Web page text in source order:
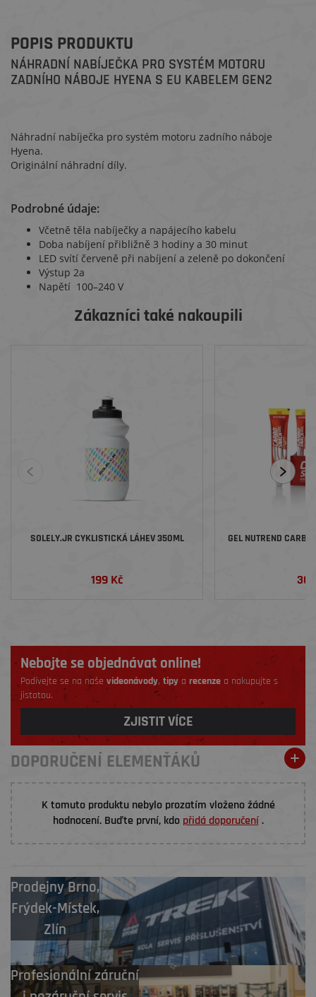
POPIS PRODUKTU
NÁHRADNÍ NABÍJEČKA PRO SYSTÉM MOTORU
ZADNÍHO NÁBOJE HYENA S EU KABELEM GEN2
Náhradní nabíječka pro systém motoru zadního náboje
Hyena.
Originální náhradní díly.
Podrobné údaje:
Včetně těla nabíječky a napájecího kabelu
Doba nabíjení přibližně 3 hodiny a 30 minut
LED svítí červeně při nabíjení a zeleně po dokončení
Výstup 2a
Napětí 100–240 V
Zákazníci také nakoupili
SOLELY.JR CYKLISTICKÁ LÁHEV 350ML
199 Kč
GEL NUTREND
36
Nebojte se objednávat online!
Podívejte se na naše videonávody,tipy a recenzea nakupujte s
jistotou.
ZJISTIT VÍCE
DOPORUČENÍ ELEMENŤÁKŮ
K tomuto produktu nebylo prozatím vloženo žádné
hodnocení. Buďte první, kdo přidá doporučení.
ProdejnyBrno,
Frýdek-Místek,
Zlín
Profesionální záruční